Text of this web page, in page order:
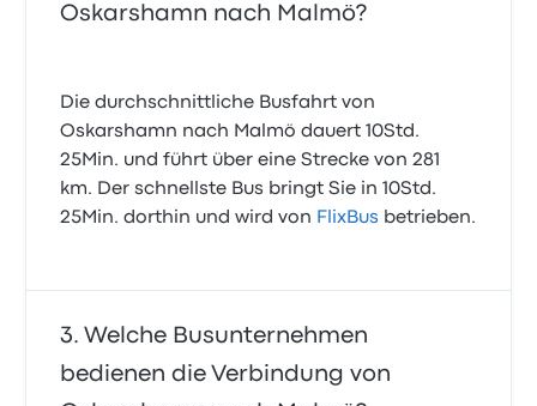
Oskarshamn nach Malmö?
Die durchschnittliche Busfahrt von
Oskarshamn nach Malmö dauert 10Std.
25Min. und führt über eine Strecke von 281
km. Der schnellste Bus bringt Sie in 10Std.
25Min. dorthin und wird von FlixBus betrieben.
Welche Busunternehmen
bedienen die Verbindung von